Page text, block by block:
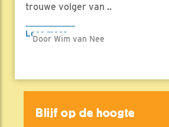
trouwe volger van ..
Lees meer
Door Wim van Nee
Blijf op de hoogte